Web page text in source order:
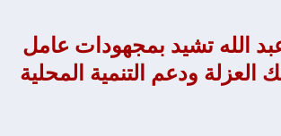
الله تشيد بمجهودات عامل
العزلة ودعم التنمية المحلية